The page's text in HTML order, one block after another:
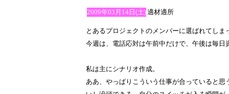
2009年03月14日(土)適材適所
とあるプロジェクトのメンバーに選ばれてしま
今週は、電話応対は午前中だけで、午後は毎日
私は主にシナリオ作成。
ああ、やっぱりこういう仕事が合っていると